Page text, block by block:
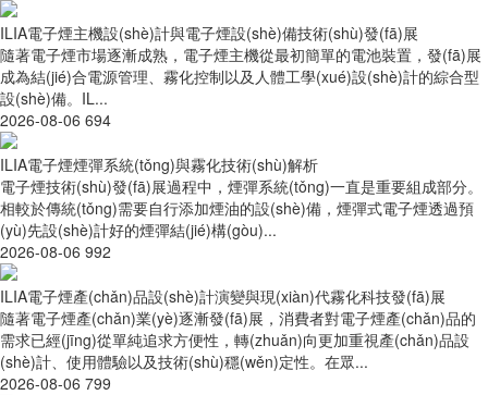
ILIA電子煙主機設(shè)計與電子煙設(shè)備技術(shù)發(fā)展
隨著電子煙市場逐漸成熟，電子煙主機從最初簡單的電池裝置，發(fā)展
成為結(jié)合電源管理、霧化控制以及人體工學(xué)設(shè)計的綜合型
設(shè)備。IL...
2026-08-06 694
ILIA電子煙煙彈系統(tǒng)與霧化技術(shù)解析
電子煙技術(shù)發(fā)展過程中，煙彈系統(tǒng)一直是重要組成部分。
相較於傳統(tǒng)需要自行添加煙油的設(shè)備，煙彈式電子煙透過預
(yù)先設(shè)計好的煙彈結(jié)構(gòu)...
2026-08-06 992
ILIA電子煙產(chǎn)品設(shè)計演變與現(xiàn)代霧化科技發(fā)展
隨著電子煙產(chǎn)業(yè)逐漸發(fā)展，消費者對電子煙產(chǎn)品的
需求已經(jīng)從單純追求方便性，轉(zhuǎn)向更加重視產(chǎn)品設
(shè)計、使用體驗以及技術(shù)穩(wěn)定性。在眾...
2026-08-06 799